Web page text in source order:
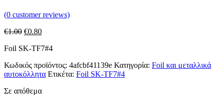
(0 customer reviews)
€1.00 Original
was:
€0.80Η
τιμή
€0.80.
Foil SK-TF7#4
Κωδικός προϊόντος: 4afcbf41139e Κατηγορία: Foil και μεταλλικά
αυτοκόλλητα Ετικέτα: Foil SK-TF7#4
Σε απόθεμα